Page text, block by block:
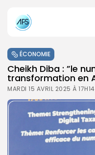
ÉCONOMIE
Cheikh Diba : ”le
transformation en
MARDI 15 AVRIL 2025 À 17H14